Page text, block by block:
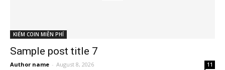
KIẾM COIN MIỄN PHÍ
Sample post title 7
Author name - August 8, 2026 11